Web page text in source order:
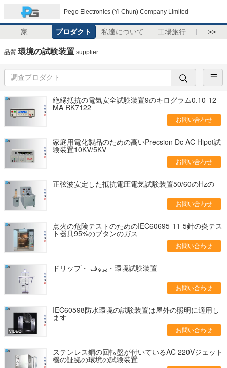
Pego Electronics (Yi Chun) Company Limited
家 プロダクト 私達について 工場旅行 >>
品質 環境の試験装置 supplier.
絶縁抵抗の電気安全試験装置9のキログラム0.10-12
MA RK7122
お問い合わせ
家庭用電化製品のための高いPrecsion Dc AC Hipot試
験装置10KV/5KV
お問い合わせ
正弦波安定した抵抗電圧電気試験装置50/60のHzの
お問い合わせ
点火の危険テストのためのIEC60695-11-5針の炎テス
ト器具95%のブタンのガス
お問い合わせ
ドリップ・ پروف・環境試験装置
お問い合わせ
IEC60598防水環境の試験装置は屋外の照明に適用し
ます
お問い合わせ
ステンレス鋼の回転盤が付いているAC 220Vジェット
機の証拠の環境の試験装置